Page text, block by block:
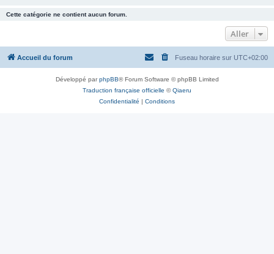
Cette catégorie ne contient aucun forum.
Aller
Accueil du forum Fuseau horaire sur UTC+02:00
Développé parphpBB® Forum Software © phpBB Limited
Traduction française officielle ©Qiaeru
Confidentialité | Conditions